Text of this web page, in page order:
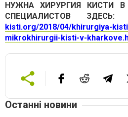
НУЖНА ХИРУРГИЯ КИСТИ В
СПЕЦИАЛИСТОВ ЗДЕСЬ:
kisti.org/2018/04/khirurgiya-
mikrokhirurgii-kisti-v-
Останні новини